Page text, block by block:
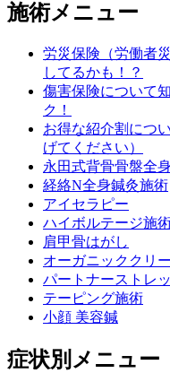
施術メニュー
労災保険（労働者
してるかも！？
傷害保険について
ク！
お得な紹介割につ
げてください）
永田式背骨骨盤全
経絡N全身鍼灸施術
アイセラピー
ハイボルテージ施
肩甲骨はがし
オーガニッククリ
パートナーストレ
テーピング施術
小顔 美容鍼
症状別メニュー